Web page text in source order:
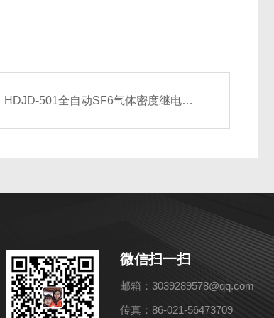
HDJD-501全自动SF6气体密度继电器校验仪
微信扫一扫
邮箱：3039289578@qq.com
传真：86-021-56473709